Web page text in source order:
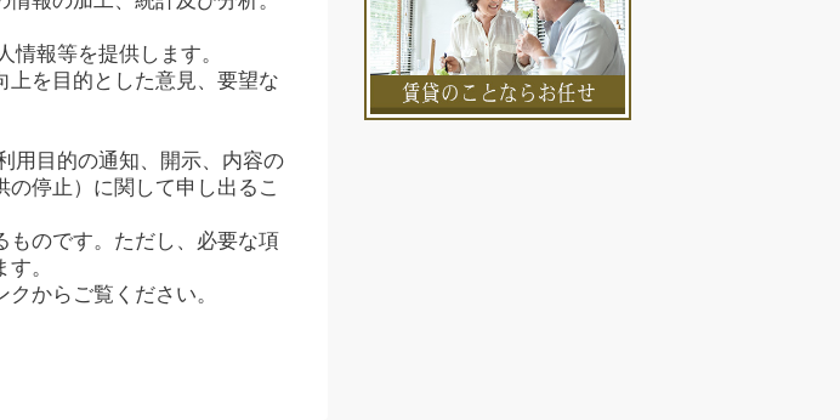
情報等を提供します。
上を目的とした意見、要望な
用目的の通知、開示、内容の
停止）に関して申し出るこ
ものです。ただし、必要な項
。
からご覧ください。